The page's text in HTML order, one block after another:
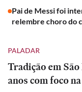
Pai de Messi foi
relembre choro do
PALADAR
Tradição em
anos com foco